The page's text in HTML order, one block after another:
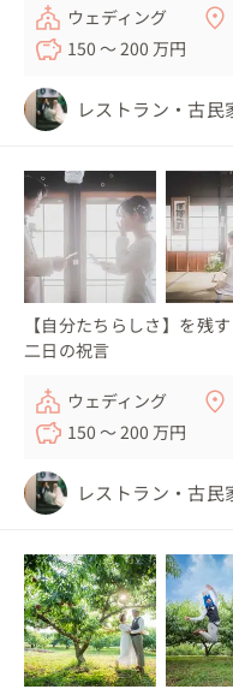
ウェディング
150 〜 200 万円
レストラン・古民
【自分たちらしさ】を残
二日の祝言
ウェディング
150 〜 200 万円
レストラン・古民